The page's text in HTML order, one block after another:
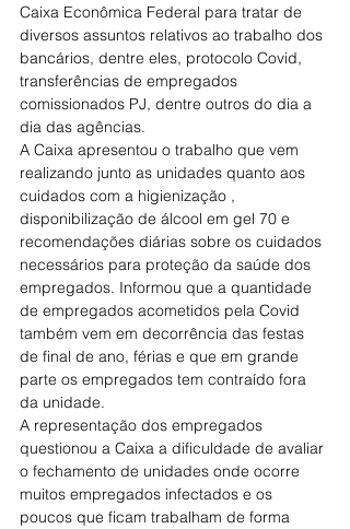
Caixa Econômica Federal para tratar de
diversos assuntos relativos ao trabalho dos
bancários, dentre eles, protocolo Covid,
transferências de empregados
comissionados PJ, dentre outros do dia a
dia das agências.
A Caixa apresentou o trabalho que vem
realizando junto as unidades quanto aos
cuidados com a higienização ,
disponibilização de álcool em gel 70 e
recomendações diárias sobre os cuidados
necessários para proteção da saúde dos
empregados. Informou que a quantidade
de empregados acometidos pela Covid
também vem em decorrência das festas
de final de ano, férias e que em grande
parte os empregados tem contraído fora
da unidade.
A representação dos empregados
questionou a Caixa a dificuldade de avaliar
o fechamento de unidades onde ocorre
muitos empregados infectados e os
poucos que ficam trabalham de forma